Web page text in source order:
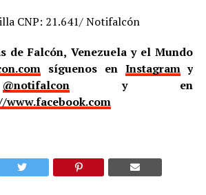
CNP: 21.641/ Notifalcón
de Falcón, Venezuela y el Mundo
síguenos en Instagramy
@notifalcony en
www.facebook.com